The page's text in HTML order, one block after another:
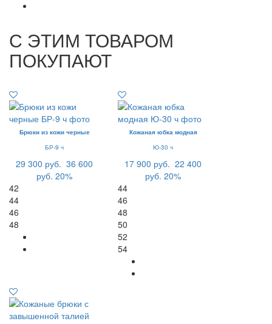
С ЭТИМ ТОВАРОМ
ПОКУПАЮТ
Брюки из кожи черные
БР-9 ч
29 300 руб. 36 600
руб. 20%
42
44
46
48
Кожаная юбка модная
Ю-30 ч
17 900 руб. 22 400
руб. 20%
44
46
48
50
52
54